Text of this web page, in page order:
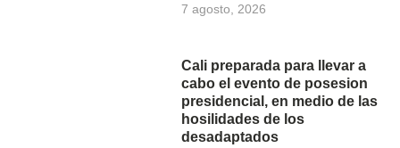
7 agosto, 2026
Cali preparada para llevar a
cabo el evento de posesion
presidencial, en medio de las
hosilidades de los
desadaptados